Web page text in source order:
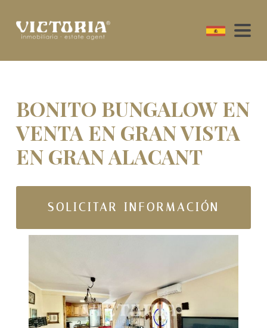
BONITO BUNGALOW EN
VENTA EN GRAN VISTA
EN GRAN ALACANT
SOLICITAR INFORMACIÓN